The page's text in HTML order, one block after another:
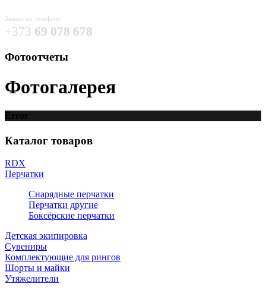
Заявки по телефону
+373 69 078 678
Фотоотчеты
Фотогалерея
Error
Каталог товаров
RDX
Перчатки
Снарядные перчатки
Перчатки другие
Боксёрские перчатки
Детская экипировка
Сувениры
Комплектующие для рингов
Шорты и майки
Утяжелители